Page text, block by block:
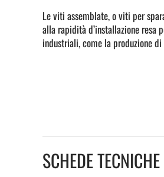
Le viti assemblate, o viti per
alla rapidità d’installazione resa
industriali, come la produzione
SCHEDE TECNICHE